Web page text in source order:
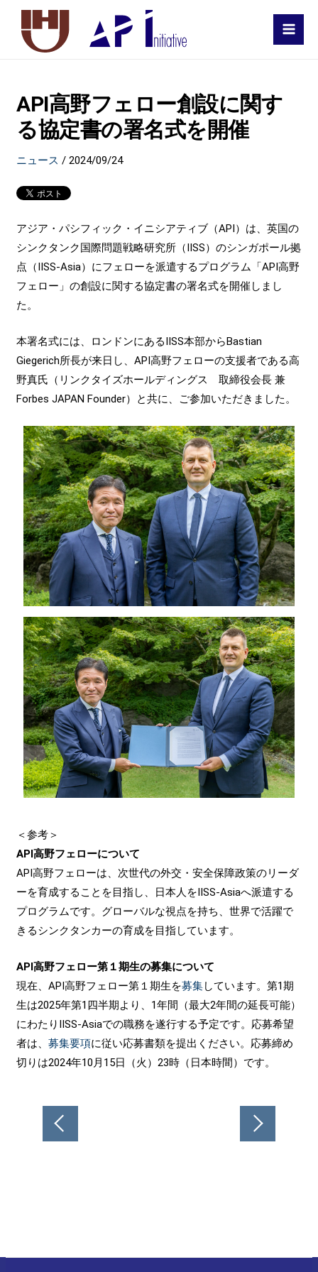
API高野フェロー創設に関す
る協定書の署名式を開催
ニュース /2024/09/24
アジア・パシフィック・イニシアティブ（API）は、英国の
シンクタンク国際問題戦略研究所（IISS）のシンガポール拠
点（IISS-Asia）にフェローを派遣するプログラム「API高野
フェロー」の創設に関する協定書の署名式を開催しまし
た。
本署名式には、ロンドンにあるIISS本部からBastian
Giegerich所長が来日し、API高野フェローの支援者である高
野真氏（リンクタイズホールディングス 取締役会長 兼
Forbes JAPAN Founder）と共に、ご参加いただきました。
＜参考＞
API高野フェローについて
API高野フェローは、次世代の外交・安全保障政策のリーダ
ーを育成することを目指し、日本人をIISS-Asiaへ派遣する
プログラムです。グローバルな視点を持ち、世界で活躍で
きるシンクタンカーの育成を目指しています。
API高野フェロー第１期生の募集について
現在、API高野フェロー第１期生を募集しています。第1期
生は2025年第1四半期より、1年間（最大2年間の延長可能）
にわたりIISS-Asiaでの職務を遂行する予定です。応募希望
者は、募集要項に従い応募書類を提出ください。応募締め
切りは2024年10月15日（火）23時（日本時間）です。